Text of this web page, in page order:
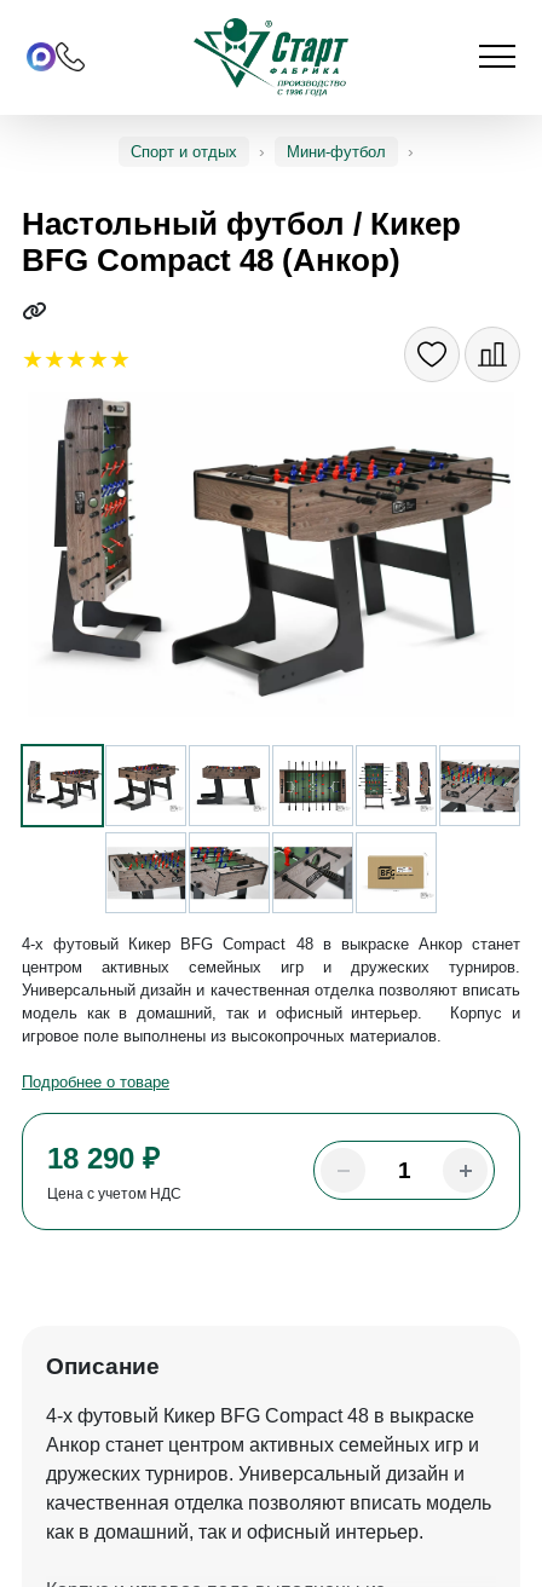
Спорт и отдых Мини-футбол
Настольный футбол / Кикер
BFG Compact 48 (Анкор)
18 290 ₽
Цена с учетом НДС
4-х футовый Кикер BFG Compact 48 в выкраске Анкор станет
центром активных семейных игр и дружеских турниров.
Универсальный дизайн и качественная отделка позволяют вписать
модель как в домашний, так и офисный интерьер. Корпус и
игровое поле выполнены из высокопрочных материалов.
Подробнее о товаре
Описание
4-х футовый Кикер BFG Compact 48 в выкраске
Анкор станет центром активных семейных игр и
дружеских турниров. Универсальный дизайн и
качественная отделка позволяют вписать модель
как в домашний, так и офисный интерьер.